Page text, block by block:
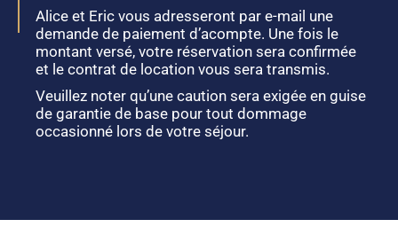
Alice et Eric vous adresseront par e-mail une
demande de paiement d’acompte. Une fois le
montant versé, votre réservation sera confirmée
et le contrat de location vous sera transmis.
Veuillez noter qu’une caution sera exigée en guise
de garantie de base pour tout dommage
occasionné lors de votre séjour.